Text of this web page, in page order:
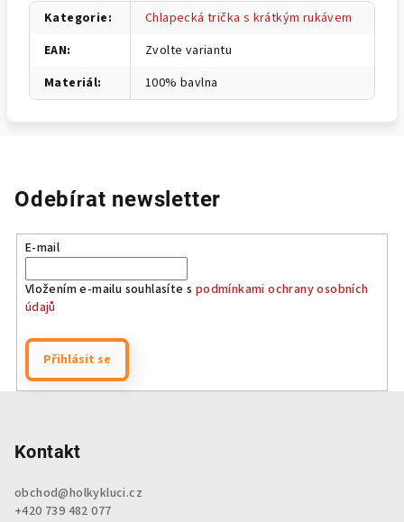
Kategorie:
Chlapecká trička s krátkým rukávem
EAN:
Zvolte variantu
Materiál: 100% bavlna
Odebírat newsletter
E-mail
Vložením e-mailu souhlasíte s podmínkami ochrany osobních
údajů
Přihlásit se
Kontakt
obchod@holkykluci.cz
+420 739 482 077